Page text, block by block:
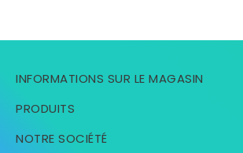
INFORMATIONS SUR LE MAGASIN
PRODUITS
NOTRE SOCIÉTÉ